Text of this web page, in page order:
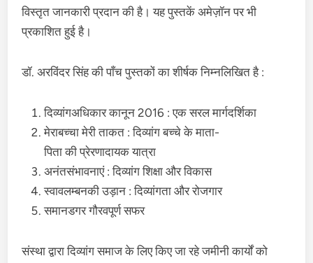
विस्तृत जानकारी प्रदान की है। यह पुस्तकें अमेज़ॉन पर भी
प्रकाशित हुई है।
डॉ. अरविंदर सिंह की पाँच पुस्तकों का शीर्षक निम्नलिखित है :
दिव्यांगअधिकार कानून 2016 : एक सरल मार्गदर्शिका
मेराबच्चा मेरी ताकत : दिव्यांग बच्चे के माता-
पिता की प्रेरणादायक यात्रा
अनंतसंभावनाएं : दिव्यांग शिक्षा और विकास
स्वावलम्बनकी उड़ान : दिव्यांगता और रोजगार
समानडगर गौरवपूर्ण सफर
संस्था द्वारा दिव्यांग समाज के लिए किए जा रहे जमीनी कार्यों को